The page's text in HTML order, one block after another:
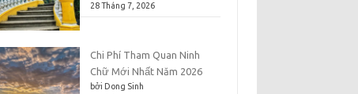
28 Tháng 7, 2026
Chi Phí Tham Quan Ninh
Chữ Mới Nhất Năm 2026
bởi Dong Sinh